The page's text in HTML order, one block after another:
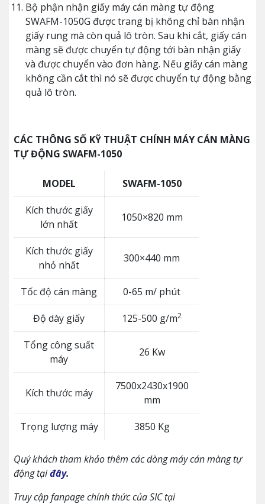
Bộ phận nhận giấy máy cán màng tự động
SWAFM-1050G được trang bị không chỉ bàn nhận
giấy rung mà còn quả lô tròn. Sau khi cắt, giấy cán
màng sẽ được chuyển tự động tới bàn nhận giấy
và được chuyển vào đơn hàng. Nếu giấy cán màng
không cần cắt thì nó sẽ được chuyển tự động bằng
quả lô tròn.
CÁC THÔNG SỐ KỸ THUẬT CHÍNH MÁY CÁN MÀNG
TỰ ĐỘNG SWAFM-1050
MODEL SWAFM-1050
Kích thước giấy
lớn nhất
1050×820 mm
Kích thước giấy
nhỏ nhất
300×440 mm
Tốc độ cán màng 0-65 m/ phút
Độ dày giấy 125-500 g/m2
Tổng công suất
máy
26 Kw
Kích thước máy
7500x2430x1900
mm
Trọng lượng máy 3850 Kg
Quý khách tham khảo thêm các dòng máy cán màng tự
động tạiđây.
Truy cập fanpage chính thức của SIC tại